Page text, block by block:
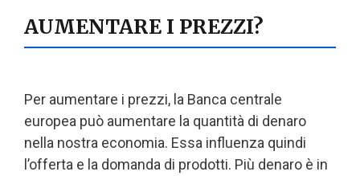
AUMENTARE I PREZZI?
Per aumentare i prezzi, la Banca centrale
europea può aumentare la quantità di denaro
nella nostra economia. Essa influenza quindi
l’offerta e la domanda di prodotti. Più denaro è in